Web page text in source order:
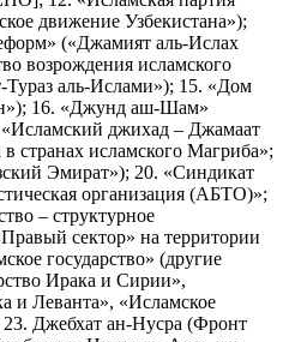
движение Узбекистана»);
(«Джамият аль-Ислах
возрождения исламского
аль-Ислами»); 15. «Дом
16. «Джунд аш-Шам»
джихад – Джамаат
странах исламского Магриба»;
Эмират»); 20. «Синдикат
организация (АБТО)»;
– структурное
сектор» на территории
государство» (другие
Ирака и Сирии»,
и Леванта», «Исламское
Джебхат ан-Нусра (Фронт